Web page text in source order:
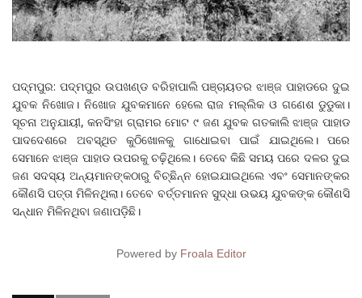
ପଦ୍ମପୁର: ପଦ୍ମପୁର ଉପଖଣ୍ଡ ବରିହାପାଲି ପଞ୍ଚାୟତର ଝାଞ୍ଜ ପାହାଡରେ ଦୁଇ
ଯୁବକ ନିଖୋଜ। ନିଖୋଜ ଯୁବକମାନେ ହେଲେ ରାଜ ମଲ୍ଲିକ ଓ ଗଣେଶ ଡୁଡୁକା।
ସୂଚନା ଅନୁଯାୟୀ, କନସିଂହା ଗ୍ରାମର ମୋଟ ୯ ଜଣ ଯୁବକ ଗତକାଲି ଝାଞ୍ଜ ପାହାଡ
ପାଦଦେଶରେ ଅବସ୍ଥିତ କୁଠିଖୋଳକୁ ଗାଧୋଇବା ପାଇଁ ଯାଇଥିଲେ। ପରେ
ସେମାନେ ଝାଞ୍ଜ ପାହାଡ ଉପରକୁ ଚଢ଼ିଥିଲେ। ତେବେ କିଛି ସମୟ ପରେ ଦଳର ଦୁଇ
ଜଣ ସଦସ୍ୟ ଅନ୍ୟମାନଙ୍କଠାରୁ ବିଚ୍ଛିନ୍ନ ହୋଇଯାଇଥିଲେ ଏବଂ ସେମାନଙ୍କର
କୌଣସି ପତ୍ତା ମିଳିନଥିଲା। ତେବେ ବର୍ତ୍ତମାନନ ସୁଦ୍ଧା ଉଭୟ ଯୁବକଙ୍କ କୌଣସି
ସନ୍ଧାନ ମିଳିନଥିବା ଜଣାପଡ଼ିଛି।
Powered by Froala Editor